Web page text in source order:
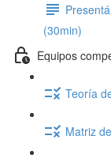
(30min)
Equipos
Teoría
Matriz